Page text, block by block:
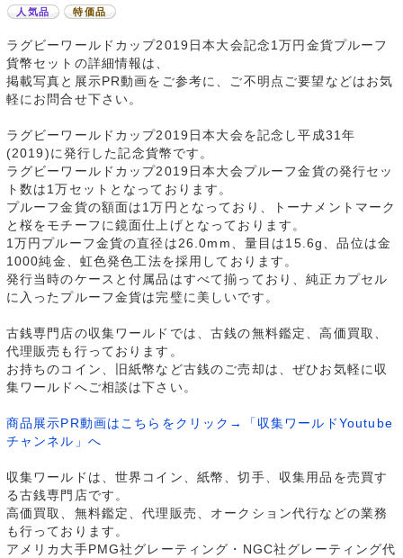
人気品 特価品
ラグビーワールドカップ2019日本大会記念1万円金貨プルーフ
貨幣セットの詳細情報は、
掲載写真と展示PR動画をご参考に、ご不明点ご要望などはお気
軽にお問合せ下さい。
ラグビーワールドカップ2019日本大会を記念し平成31年
(2019)に発行した記念貨幣です。
ラグビーワールドカップ2019日本大会プルーフ金貨の発行セッ
ト数は1万セットとなっております。
プルーフ金貨の額面は1万円となっており、トーナメントマーク
と桜をモチーフに鏡面仕上げとなっております。
1万円プルーフ金貨の直径は26.0mm、量目は15.6g、品位は金
1000純金、虹色発色工法を採用しております。
発行当時のケースと付属品はすべて揃っており、純正カプセル
に入ったプルーフ金貨は完璧に美しいです。
古銭専門店の収集ワールドでは、古銭の無料鑑定、高価買取、
代理販売も行っております。
お持ちのコイン、旧紙幣など古銭のご売却は、ぜひお気軽に収
集ワールドへご相談は下さい。
商品展示PR動画はこちらをクリック→「収集ワールドYoutube
チャンネル」へ
収集ワールドは、世界コイン、紙幣、切手、収集用品を売買す
る古銭専門店です。
高価買取、無料鑑定、代理販売、オークション代行などの業務
も行っております。
アメリカ大手PMG社グレーティング・NGC社グレーティング代